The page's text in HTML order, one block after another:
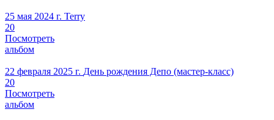
25 мая 2024 г. Terry
20
Посмотреть
альбом
22 февраля 2025 г. День рождения Депо (мастер-класс)
20
Посмотреть
альбом